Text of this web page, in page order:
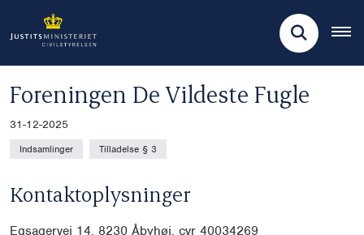
Foreningen De Vildeste Fugle
31-12-2025
Indsamlinger Tilladelse § 3
Kontaktoplysninger
Egsagervej 14, 8230 Åbyhøj, cvr 40034269